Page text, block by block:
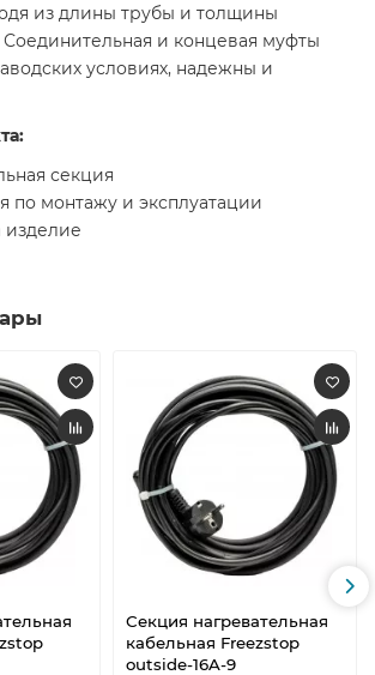
из длины трубы и толщины
и концевая муфты
условиях, надежны и
секция
по монтажу и эксплуатации
изделие
Секция нагревательная
кабельная Freezstop
outside-16A-9